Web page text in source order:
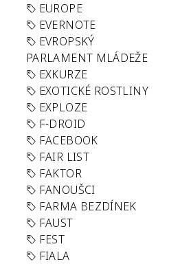
EUROPE
EVERNOTE
EVROPSKÝ
PARLAMENT MLÁDEŽE
EXKURZE
EXOTICKÉ ROSTLINY
EXPLOZE
F-DROID
FACEBOOK
FAIR LIST
FAKTOR
FANOUŠCI
FARMA BEZDÍNEK
FAUST
FEST
FIALA